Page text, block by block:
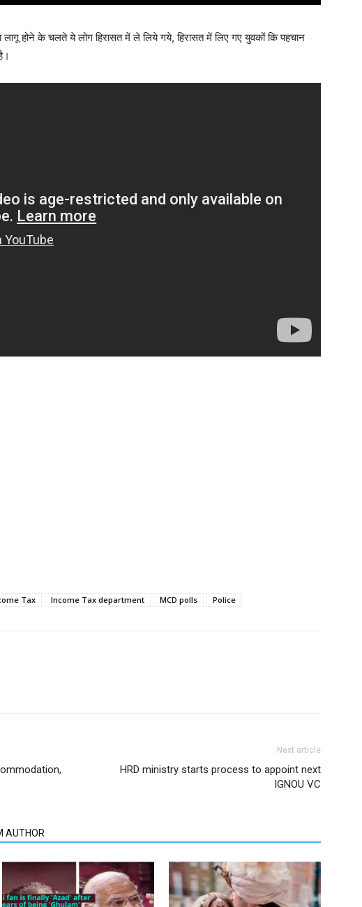
होने के चलते ये लोग हिरासत में ले लिये गये, हिरासत में लिए गए युवकों कि पहचान
Tax Income Tax department MCD polls Police
Next article
HRD ministry starts process to appoint next
IGNOU VC
AUTHOR